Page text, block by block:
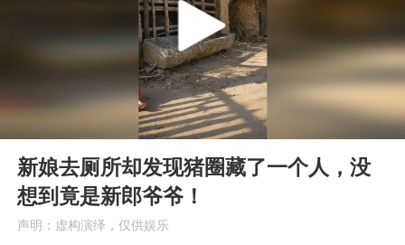
我国编制完成新版全月地质图
台风白海豚最新路径研判来了
对话重庆地铁吐血女孩
毛宁转发梯田音乐会视频海外网友赞叹
Play
10:58
新娘去厕所却发现猪圈藏了一个人，没
想到竟是新郎爷爷！
声明：虚构演绎，仅供娱乐